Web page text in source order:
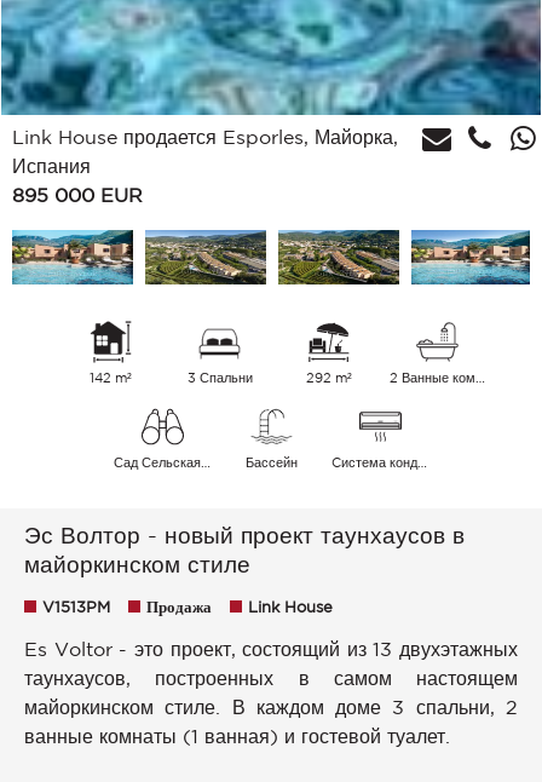
Link House продается Esporles, Майорка,
Испания
895 000 EUR
142 m² 3 Спальни 292 m²
Бассейн
Эс Волтор - новый проект таунхаусов в
майоркинском стиле
V1513PM Продажа Link House
Es Voltor - это проект, состоящий из 13 двухэтажных
таунхаусов, построенных в самом настоящем
майоркинском стиле. В каждом доме 3 спальни, 2
ванные комнаты (1 ванная) и гостевой туалет.